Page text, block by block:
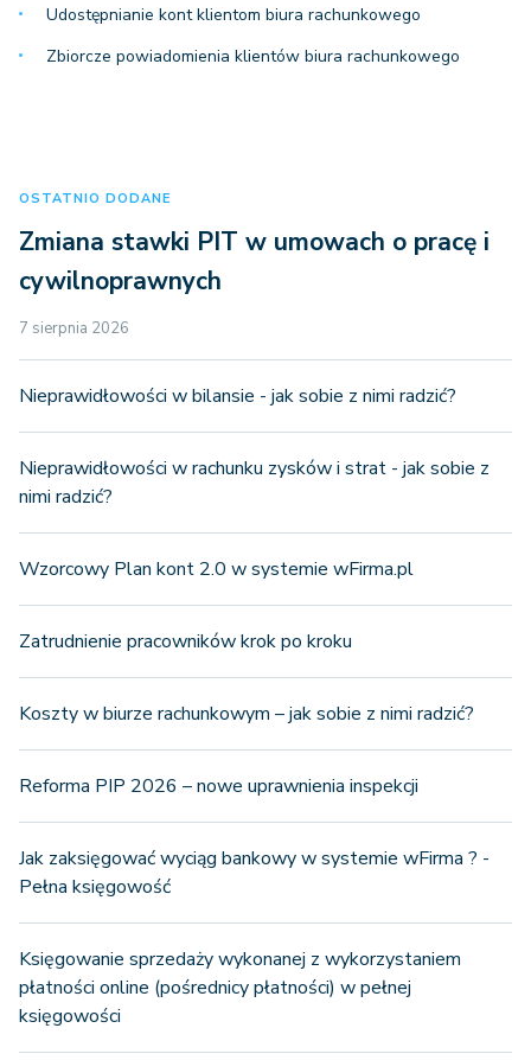
Udostępnianie kont klientom biura rachunkowego
Zbiorcze powiadomienia klientów biura rachunkowego
OSTATNIO DODANE
Zmiana stawki PIT w umowach o pracę i
cywilnoprawnych
7 sierpnia 2026
Nieprawidłowości w bilansie - jak sobie z nimi radzić?
Nieprawidłowości w rachunku zysków i strat - jak sobie z
nimi radzić?
Wzorcowy Plan kont 2.0 w systemie wFirma.pl
Zatrudnienie pracowników krok po kroku
Koszty w biurze rachunkowym – jak sobie z nimi radzić?
Reforma PIP 2026 – nowe uprawnienia inspekcji
Jak zaksięgować wyciąg bankowy w systemie wFirma ? -
Pełna księgowość
Księgowanie sprzedaży wykonanej z wykorzystaniem
płatności online (pośrednicy płatności) w pełnej
księgowości